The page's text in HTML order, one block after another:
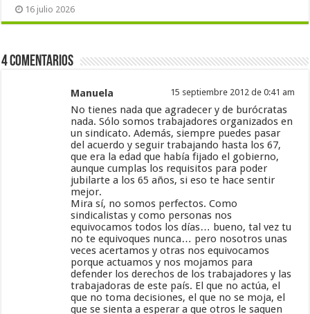
16 julio 2026
4 Comentarios
Manuela 15 septiembre 2012 de 0:41 am
No tienes nada que agradecer y de burócratas
nada. Sólo somos trabajadores organizados en
un sindicato. Además, siempre puedes pasar
del acuerdo y seguir trabajando hasta los 67,
que era la edad que había fijado el gobierno,
aunque cumplas los requisitos para poder
jubilarte a los 65 años, si eso te hace sentir
mejor.
Mira sí, no somos perfectos. Como
sindicalistas y como personas nos
equivocamos todos los días… bueno, tal vez tu
no te equivoques nunca… pero nosotros unas
veces acertamos y otras nos equivocamos
porque actuamos y nos mojamos para
defender los derechos de los trabajadores y las
trabajadoras de este país. El que no actúa, el
que no toma decisiones, el que no se moja, el
que se sienta a esperar a que otros le saquen